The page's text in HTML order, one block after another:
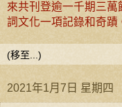
來共刊登逾一千期三
詞文化一項記錄和奇蹟
2021年1月7日 星期四